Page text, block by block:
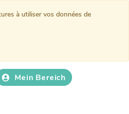
Mein Bereich
à utiliser vos données de